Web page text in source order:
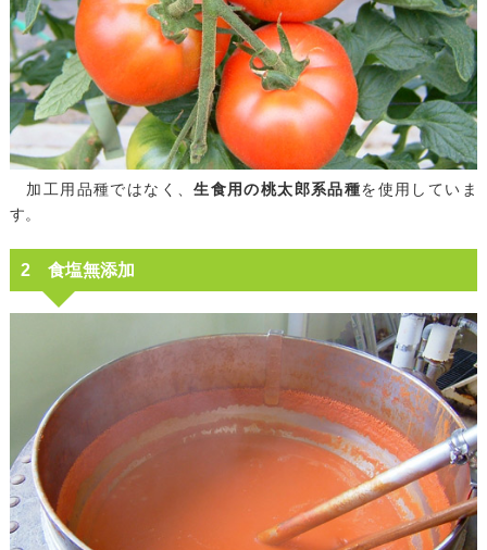
加工用品種ではなく、生食用の桃太郎系品種を使用していま
す。
2 食塩無添加